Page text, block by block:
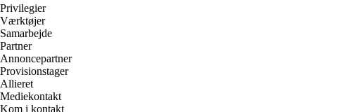
Privilegier
Værktøjer
Samarbejde
Partner
Annoncepartner
Provisionstager
Allieret
Mediekontakt
Kom i kontakt